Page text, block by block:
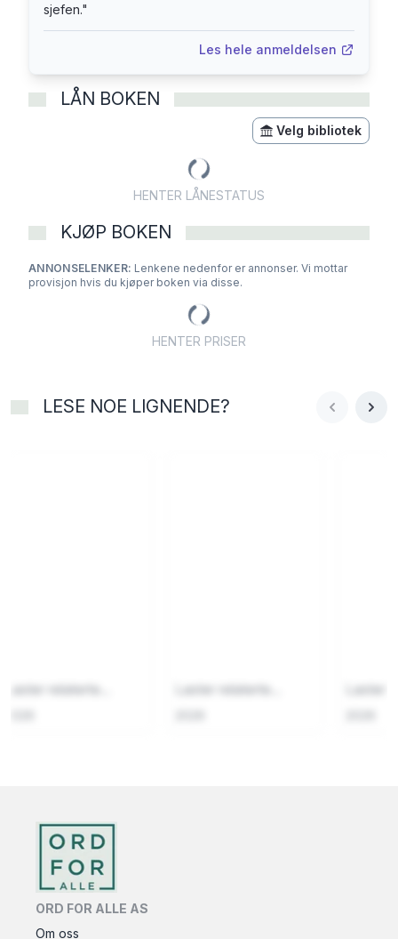
sjefen."
Les hele anmeldelsen
LÅN BOKEN
Velg bibliotek
HENTER LÅNESTATUS
KJØP BOKEN
ANNONSELENKER: Lenkene nedenfor er annonser. Vi mottar
provisjon hvis du kjøper boken via disse.
HENTER PRISER
LESE NOE LIGNENDE?
Laster relaterte... Laster relaterte... Laster
ORD FOR ALLE AS
Om oss